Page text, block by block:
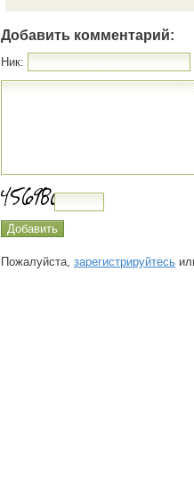
Добавить комментарий:
Ник:
Пожалуйста, зарегистрируйтесь